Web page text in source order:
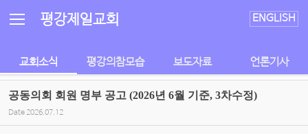
평강제일교회 ENGLISH
교회소식 평강의참모습 보도자료 언론기사
공동의회 회원 명부 공고 (2026년 6월 기준, 3차수정)
Date 2026.07.12